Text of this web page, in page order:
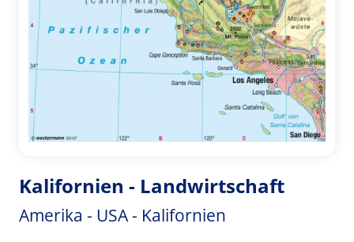
Kalifornien - Landwirtschaft
Amerika - USA - Kalifornien